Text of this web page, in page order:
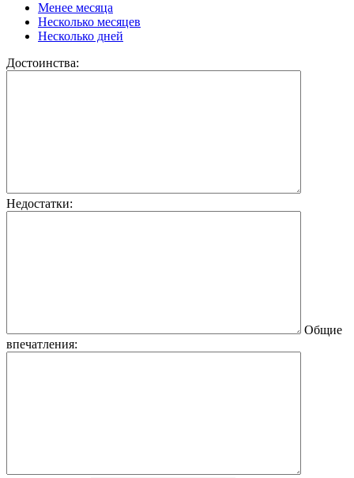
Менее месяца
Несколько месяцев
Несколько дней
Достоинства:
Недостатки:
Общие
впечатления: